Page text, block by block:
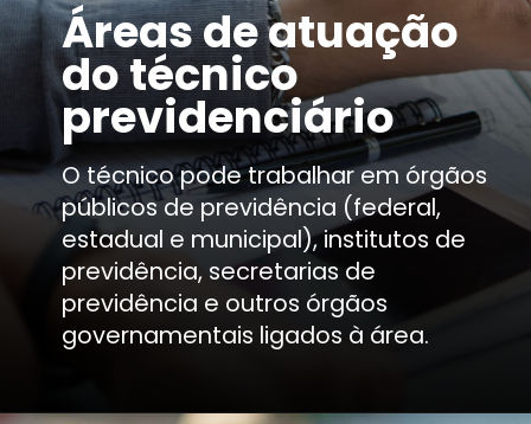
O técnico pode trabalhar em órgãos
públicos de previdência (federal,
estadual e municipal), institutos de
previdência, secretarias de
previdência e outros órgãos
governamentais ligados à área.
Áreas de atuação
do técnico
previdenciário